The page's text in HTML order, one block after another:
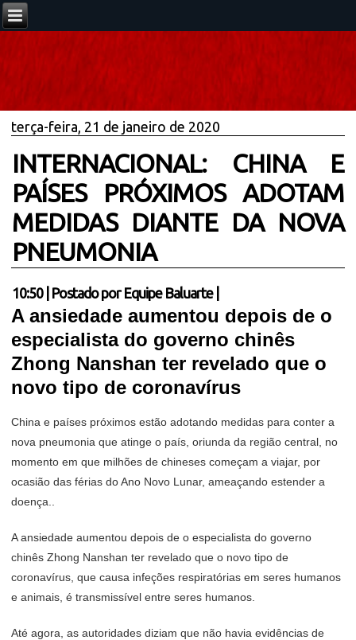
terça-feira, 21 de janeiro de 2020
INTERNACIONAL: CHINA E
PAÍSES PRÓXIMOS ADOTAM
MEDIDAS DIANTE DA NOVA
PNEUMONIA
10:50| Postado por Equipe Baluarte
A ansiedade aumentou depois de o
especialista do governo chinês
Zhong Nanshan ter revelado que o
novo tipo de coronavírus
China e países próximos estão adotando medidas para conter a
nova pneumonia que atinge o país, oriunda da região central, no
momento em que milhões de chineses começam a viajar, por
ocasião das férias do Ano Novo Lunar, ameaçando estender a
doença..
A ansiedade aumentou depois de o especialista do governo
chinês Zhong Nanshan ter revelado que o novo tipo de
coronavírus, que causa infeções respiratórias em seres humanos
e animais, é transmissível entre seres humanos.
Até agora, as autoridades diziam que não havia evidências de